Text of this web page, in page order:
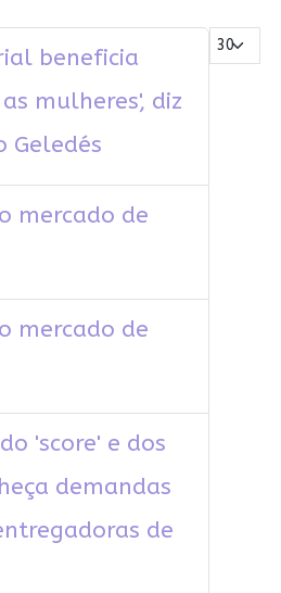
Mostrar #
beneficia
mulheres', diz
Geledés
mercado de
mercado de
'score' e dos
demandas
de